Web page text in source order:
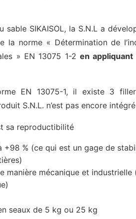
SIKAISOL, la S.N.L a
la norme « Détermination de
» EN 13075 1-2 en
EN 13075-1, il existe 3
S.N.L. n’est pas encore
sa reproductibilité
+98 % (ce qui est un gage de
manière mécanique et industrielle
seaux de 5 kg ou 25 kg